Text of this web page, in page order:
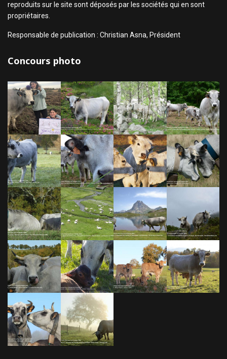
reproduits sur le site sont déposés par les sociétés qui en sont
propriétaires.
Responsable de publication : Christian Asna, Président
Concours photo